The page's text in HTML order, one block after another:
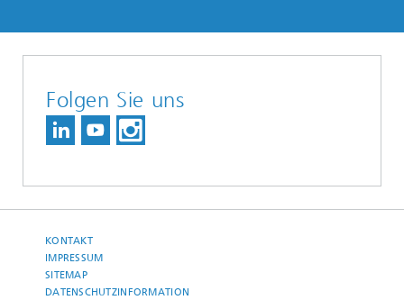
Folgen Sie uns
KONTAKT
IMPRESSUM
SITEMAP
DATENSCHUTZINFORMATION